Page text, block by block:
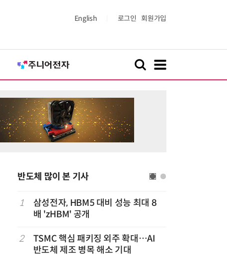
English 로그인 회원가입
반도체 많이 본 기사
1
삼성전자, HBM5 대비 성능 최대 8
배 'zHBM' 공개
2
TSMC 핵심 패키징 외주 확대…AI
반도체 제조 병목 해소 기대